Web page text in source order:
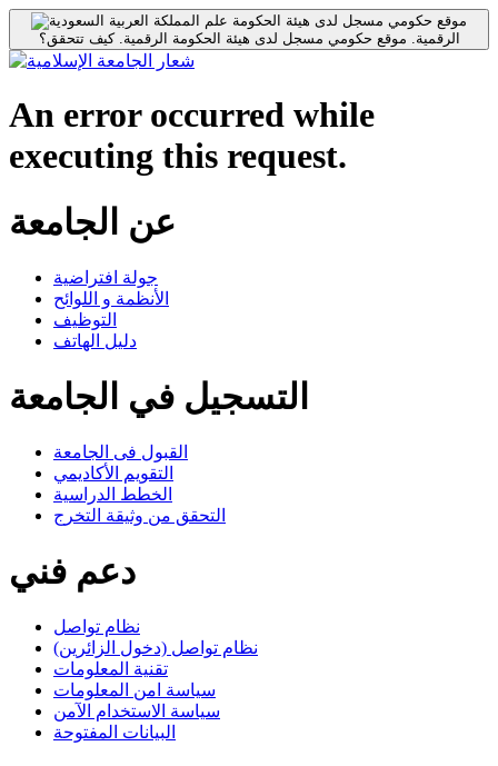
موقع حكومي مسجل لدى هيئة الحكومة
الرقمية. موقع حكومي مسجل لدى هيئة الحكومة الرقمية.كيف تتحقق؟
An error occurred while
executing this request.
عن الجامعة
جولة افتراضية
الأنظمة و اللوائح
التوظيف
دليل الهاتف
التسجيل في الجامعة
القبول فى الجامعة
التقويم الأكاديمي
الخطط الدراسية
التحقق من وثيقة التخرج
دعم فني
نظام تواصل
نظام تواصل (دخول الزائرين)
تقنية المعلومات
سياسة امن المعلومات
سياسة الاستخدام الآمن
البيانات المفتوحة